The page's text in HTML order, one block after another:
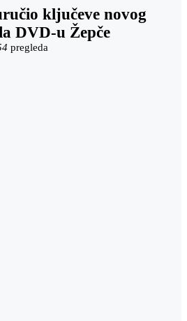
ključeve novog
DVD-u Žepče
pregleda